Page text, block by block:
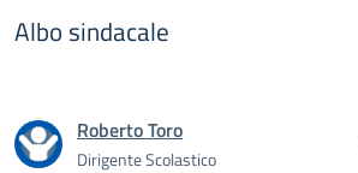
Albo sindacale
Roberto Toro
Dirigente Scolastico